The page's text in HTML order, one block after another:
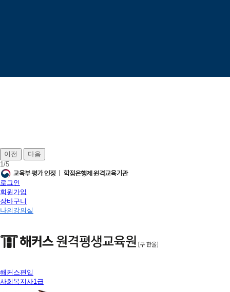
이전
다음
1/5
로그인
회원가입
장바구니
나의강의실
해커스편입
사회복지사1급